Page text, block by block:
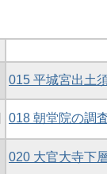
015 平城宮出土
018 朝堂院の調
020 大官大寺下